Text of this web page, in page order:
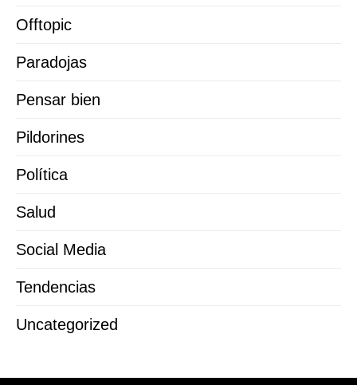
Offtopic
Paradojas
Pensar bien
Pildorines
Política
Salud
Social Media
Tendencias
Uncategorized